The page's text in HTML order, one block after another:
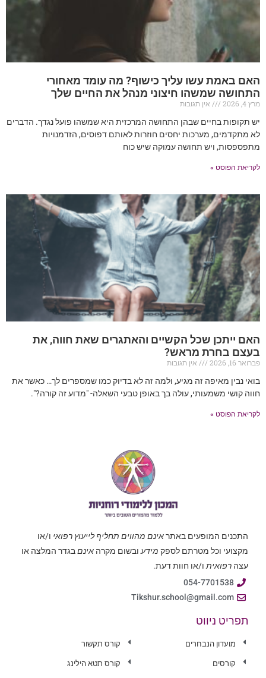
האם באמת עשו עליך כישוף? מה עומד מאחורי
התחושה שמשהו חיצוני מנהל את החיים שלך
מרץ 4, 2026
אין תגובות
יש תקופות בחיים שבהן התחושה המרכזית היא שמשהו פועל נגדך. הדברים
לא מתקדמים, מערכות יחסים חוזרות לאותם דפוסים, הזדמנויות
מתפספסות, ויש תחושה עמוקה שיש כוח
לקריאת הפוסט »
האם ייתכן שכל הקשיים והאתגרים שאת חווה, את
בעצם בחרת מראש?
פברואר 16, 2026
אין תגובות
בואי נבין מאיפה זה מגיע, ולמה זה לא בדיוק כמו שמספרים לך… כאשר את
חווה קושי משמעותי, עולה בך באופן טבעי השאלה- "מדוע זה קורה?".
לקריאת הפוסט »
התכנים המופעים באתראינם מהווים תחליף לייעוץ רפואי ו/או
מקצועי וכל מטרתם לספק מידע ובשום מקרה אינםבגדר המלצה או
עצה רפואית ו/או חוות דעת.
054-7701538
Tikshur.school@gmail.com
תפריט ניווט
מועדון הנבחרים
קורסים
קורס תקשור
קורס תטא הילינג